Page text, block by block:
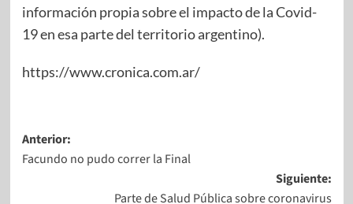
información propia sobre el impacto de la Covid-
19 en esa parte del territorio argentino).
https://www.cronica.com.ar/
Anterior:
Facundo no pudo correr la Final
Siguiente:
Parte de Salud Pública sobre coronavirus